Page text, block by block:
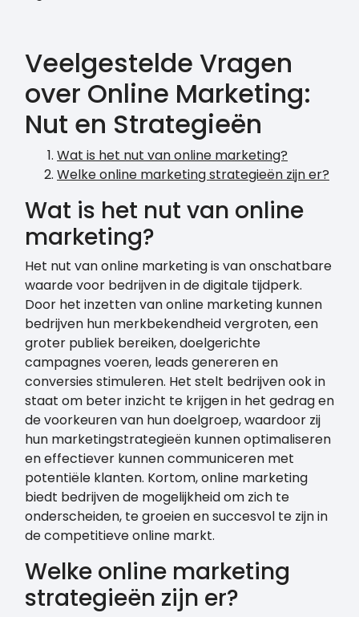
Veelgestelde Vragen
over Online Marketing:
Nut en Strategieën
Wat is het nut van online marketing?
Welke online marketing strategieën zijn er?
Wat is het nut van online
marketing?
Het nut van online marketing is van onschatbare
waarde voor bedrijven in de digitale tijdperk.
Door het inzetten van online marketing kunnen
bedrijven hun merkbekendheid vergroten, een
groter publiek bereiken, doelgerichte
campagnes voeren, leads genereren en
conversies stimuleren. Het stelt bedrijven ook in
staat om beter inzicht te krijgen in het gedrag en
de voorkeuren van hun doelgroep, waardoor zij
hun marketingstrategieën kunnen optimaliseren
en effectiever kunnen communiceren met
potentiële klanten. Kortom, online marketing
biedt bedrijven de mogelijkheid om zich te
onderscheiden, te groeien en succesvol te zijn in
de competitieve online markt.
Welke online marketing
strategieën zijn er?